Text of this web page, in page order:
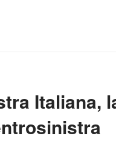
Italiana,